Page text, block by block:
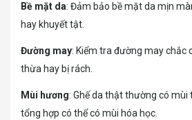
Bề mặt da: Đảm bảo bề mặt da mịn
hay khuyết tật.
Đường may: Kiểm tra đường may chắc
thừa hay bị rách.
Mùi hương: Ghế da thật thường có
tổng hợp có thể có mùi hóa học.